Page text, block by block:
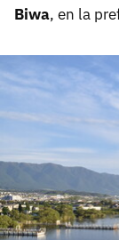
Biwa, en la